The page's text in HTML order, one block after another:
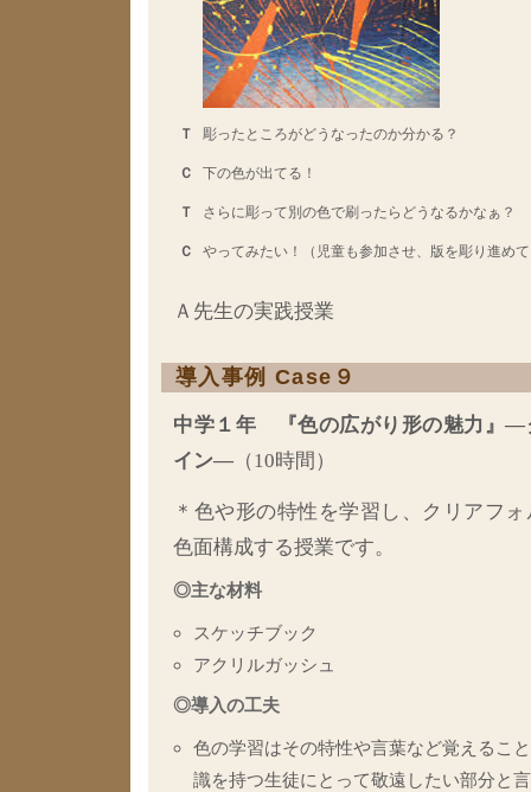
Ｔ 彫ったところがどうなったのか分かる？
Ｃ 下の色が出てる！
Ｔ さらに彫って別の色で刷ったらどうなるかなぁ？
Ｃ やってみたい！（児童も参加させ、版を彫り進め
Ａ先生の実践授業
導入事例 Case９
中学１年 『色の広がり形の魅力』―
イン― （10時間）
＊色や形の特性を学習し、クリアフ
色面構成する授業です。
◎主な材料
スケッチブック
アクリルガッシュ
◎導入の工夫
色の学習はその特性や言葉など覚えるこ
識を持つ生徒にとって敬遠したい部分と